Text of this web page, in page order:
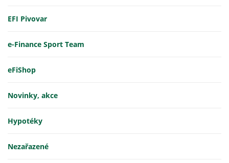
EFI Pivovar
e-Finance Sport Team
eFiShop
Novinky, akce
Hypotéky
Nezařazené